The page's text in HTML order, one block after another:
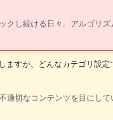
し続ける日々。アルゴリ
すが、どんなカテゴリ設
切なコンテンツを目にして